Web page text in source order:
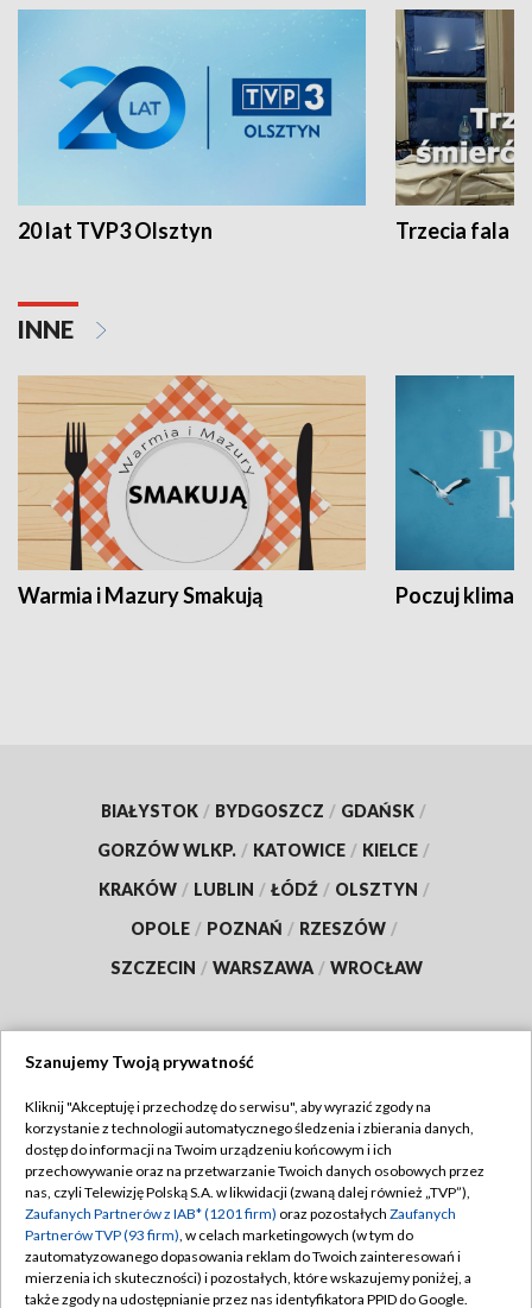
20 lat TVP3 Olsztyn Trzecia fala -
INNE
Warmia i Mazury Smakują Poczuj klimat
BIAŁYSTOK / BYDGOSZCZ / GDAŃSK /
GORZÓW WLKP. / KATOWICE / KIELCE /
KRAKÓW / LUBLIN / ŁÓDŹ / OLSZTYN /
OPOLE / POZNAŃ / RZESZÓW /
SZCZECIN / WARSZAWA / WROCŁAW
TVP
Abonament TVP
Emisja w TVP
Centrum informacji TVP
Naziemna Telewizja Cyfrowa
Regulamin TVP
Polityka prywatności
Moje zgody
Pomoc
Szanujemy Twoją prywatność
Kliknij "Akceptuję i przechodzę do serwisu", aby wyrazić zgody na
korzystanie z technologii automatycznego śledzenia i zbierania danych,
dostęp do informacji na Twoim urządzeniu końcowym i ich
przechowywanie oraz na przetwarzanie Twoich danych osobowych przez
nas, czyli Telewizję Polską S.A. w likwidacji (zwaną dalej również „TVP”),
Zaufanych Partnerów z IAB* (1201 firm) oraz pozostałych Zaufanych
Partnerów TVP (93 firm), w celach marketingowych (w tym do
zautomatyzowanego dopasowania reklam do Twoich zainteresowań i
mierzenia ich skuteczności) i pozostałych, które wskazujemy poniżej, a
także zgody na udostępnianie przez nas identyfikatora PPID do Google.